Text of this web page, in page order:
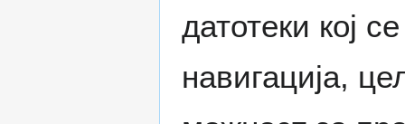
датотеки кој
навигација,